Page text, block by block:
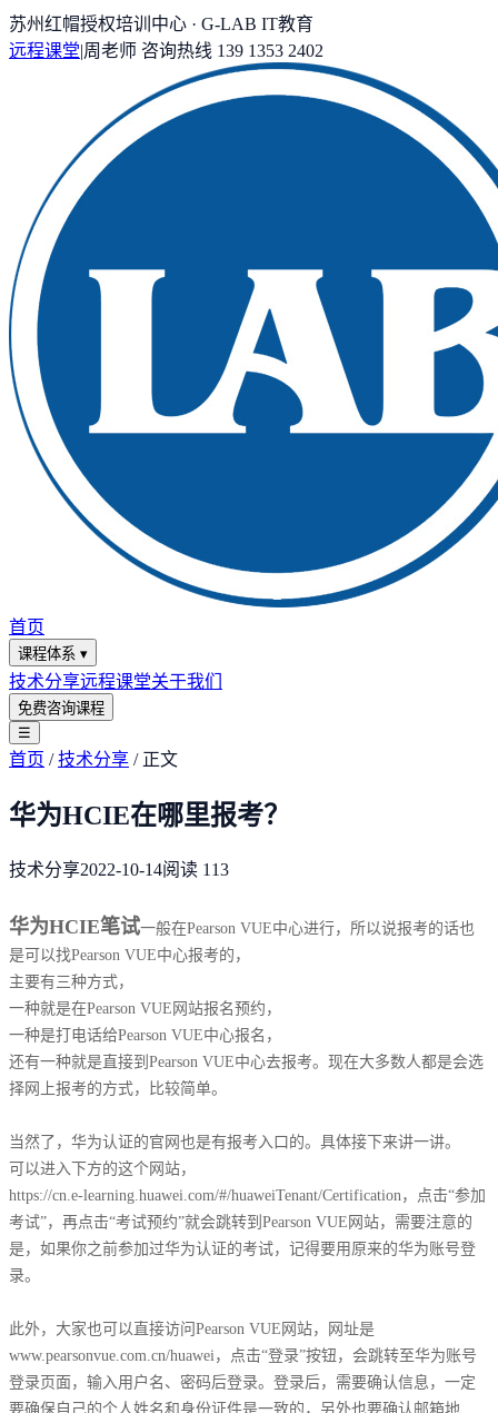
苏州红帽授权培训中心 · G-LAB IT教育
远程课堂|周老师 咨询热线 139 1353 2402
首页
课程体系 ▾
技术分享远程课堂关于我们
免费咨询课程
☰
首页 /技术分享 / 正文
华为HCIE在哪里报考？
技术分享2022-10-14阅读 113
华为HCIE笔试一般在Pearson VUE中心进行，所以说报考的话也
是可以找Pearson VUE中心报考的，
主要有三种方式，
一种就是在Pearson VUE网站报名预约，
一种是打电话给Pearson VUE中心报名，
还有一种就是直接到Pearson VUE中心去报考。现在大多数人都是会选
择网上报考的方式，比较简单。
当然了，华为认证的官网也是有报考入口的。具体接下来讲一讲。
可以进入下方的这个网站，
https://cn.e-learning.huawei.com/#/huaweiTenant/Certification，点击“参加
考试”，再点击“考试预约”就会跳转到Pearson VUE网站，需要注意的
是，如果你之前参加过华为认证的考试，记得要用原来的华为账号登
录。
此外，大家也可以直接访问Pearson VUE网站，网址是
www.pearsonvue.com.cn/huawei，点击“登录”按钮，会跳转至华为账号
登录页面，输入用户名、密码后登录。登录后，需要确认信息，一定
要确保自己的个人姓名和身份证件是一致的，另外也要确认邮箱地